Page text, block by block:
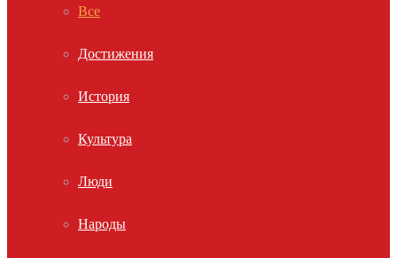
Все
Достижения
История
Культура
Люди
Народы